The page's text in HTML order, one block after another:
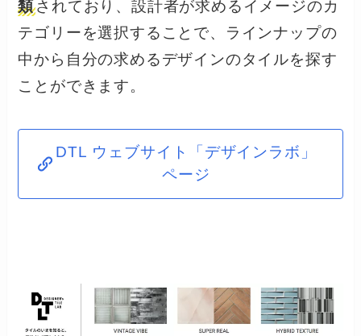
類されており、設計者が求めるイメージのカ
テゴリーを選択することで、ラインナップの
中から自分の求めるデザインのタイルを探す
ことができます。
DTL ウェブサイト「デザインラボ」
ページ